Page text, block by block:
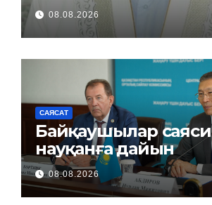
08.08.2026
САЯСАТ
Байқаушылар саяси
науқанға дайын
08.08.2026